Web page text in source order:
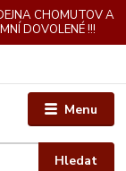
CHOMUTOV A
DOVOLENÉ !!!
Menu
Hledat